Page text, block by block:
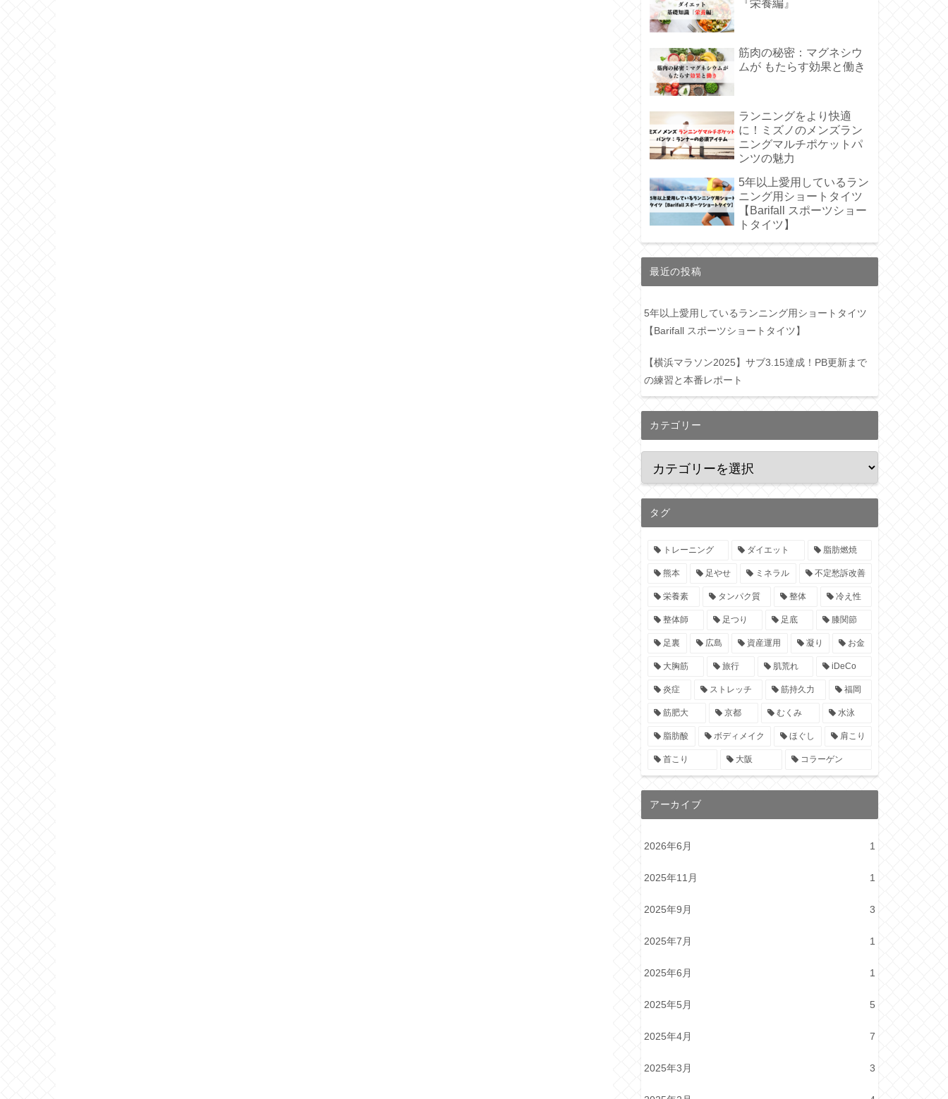
『栄養編』
筋肉の秘密：マグネシウ
ムが もたらす効果と働き
ランニングをより快適
に！ミズノのメンズラン
ニングマルチポケットパ
ンツの魅力
5年以上愛用しているラン
ニング用ショートタイツ
【Barifall スポーツショー
トタイツ】
最近の投稿
5年以上愛用しているランニング用ショートタイツ
【Barifall スポーツショートタイツ】
【横浜マラソン2025】サブ3.15達成！PB更新まで
の練習と本番レポート
カテゴリー
タグ
トレーニング ダイエット 脂肪燃焼
熊本 足やせ ミネラル 不定愁訴改善
栄養素 タンパク質 整体 冷え性
整体師 足つり 足底 膝関節
足裏 広島 資産運用 凝り お金
大胸筋 旅行 肌荒れ iDeCo
炎症 ストレッチ 筋持久力 福岡
筋肥大 京都 むくみ 水泳
脂肪酸 ボディメイク ほぐし 肩こり
首こり 大阪 コラーゲン
アーカイブ
2026年6月 1
2025年11月 1
2025年9月 3
2025年7月 1
2025年6月 1
2025年5月 5
2025年4月 7
2025年3月 3